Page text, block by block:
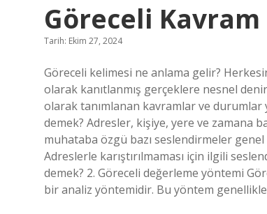
Göreceli Kavram
Tarih: Ekim 27, 2024
Göreceli kelimesi ne anlama gelir?
olarak kanıtlanmış gerçeklere nesnel
olarak tanımlanan kavramlar ve durumlar
demek? Adresler, kişiye, yere ve zamana
muhataba özgü bazı seslendirmeler
Adreslerle karıştırılmaması için ilgili
demek? 2. Göreceli değerleme yöntemi
bir analiz yöntemidir. Bu yöntem